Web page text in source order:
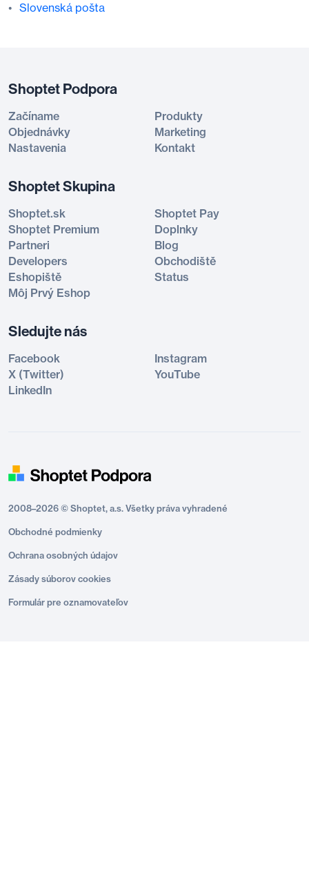
Slovenská pošta
Shoptet Podpora
Začíname
Produkty
Objednávky
Marketing
Nastavenia
Kontakt
Shoptet Skupina
Shoptet.sk
Shoptet Pay
Shoptet Premium
Doplnky
Partneri
Blog
Developers
Obchodiště
Eshopiště
Status
Môj Prvý Eshop
Sledujte nás
Facebook
Instagram
X (Twitter)
YouTube
LinkedIn
2008–2026 © Shoptet, a.s. Všetky práva vyhradené
Obchodné podmienky
Ochrana osobných údajov
Zásady súborov cookies
Formulár pre oznamovateľov